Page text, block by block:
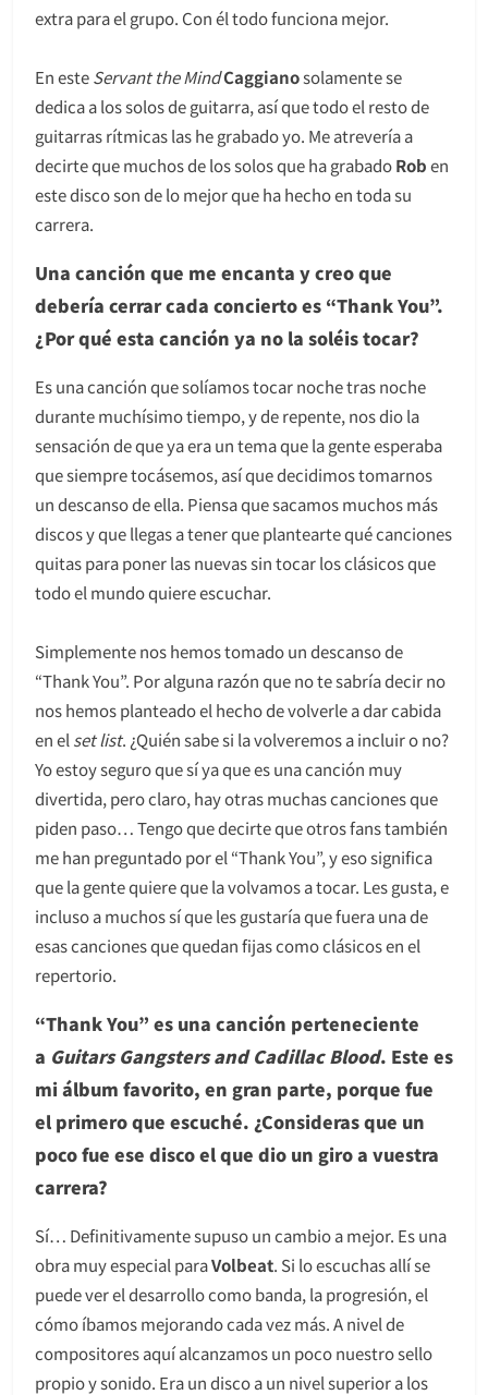
extra para el grupo. Con él todo funciona mejor.
En esteServant the MindCaggianosolamente se
dedica a los solos de guitarra, así que todo el resto de
guitarras rítmicas las he grabado yo. Me atrevería a
decirte que muchos de los solos que ha grabadoRoben
este disco son de lo mejor que ha hecho en toda su
carrera.
Una canción que me encanta y creo que
debería cerrar cada concierto es “Thank You”.
¿Por qué esta canción ya no la soléis tocar?
Es una canción que solíamos tocar noche tras noche
durante muchísimo tiempo, y de repente, nos dio la
sensación de que ya era un tema que la gente esperaba
que siempre tocásemos, así que decidimos tomarnos
un descanso de ella. Piensa que sacamos muchos más
discos y que llegas a tener que plantearte qué canciones
quitas para poner las nuevas sin tocar los clásicos que
todo el mundo quiere escuchar.
Simplemente nos hemos tomado un descanso de
“Thank You”. Por alguna razón que no te sabría decir no
nos hemos planteado el hecho de volverle a dar cabida
en el set list. ¿Quién sabe si la volveremos a incluir o no?
Yo estoy seguro que sí ya que es una canción muy
divertida, pero claro, hay otras muchas canciones que
piden paso… Tengo que decirte que otros fans también
me han preguntado por el “Thank You”, y eso significa
que la gente quiere que la volvamos a tocar. Les gusta, e
incluso a muchos sí que les gustaría que fuera una de
esas canciones que quedan fijas como clásicos en el
repertorio.
“Thank You” es una canción perteneciente
a Guitars Gangsters and Cadillac Blood. Este es
mi álbum favorito, en gran parte, porque fue
el primero que escuché. ¿Consideras que un
poco fue ese disco el que dio un giro a vuestra
carrera?
Sí… Definitivamente supuso un cambio a mejor. Es una
obra muy especial paraVolbeat. Si lo escuchas allí se
puede ver el desarrollo como banda, la progresión, el
cómo íbamos mejorando cada vez más. A nivel de
compositores aquí alcanzamos un poco nuestro sello
propio y sonido. Era un disco a un nivel superior a los